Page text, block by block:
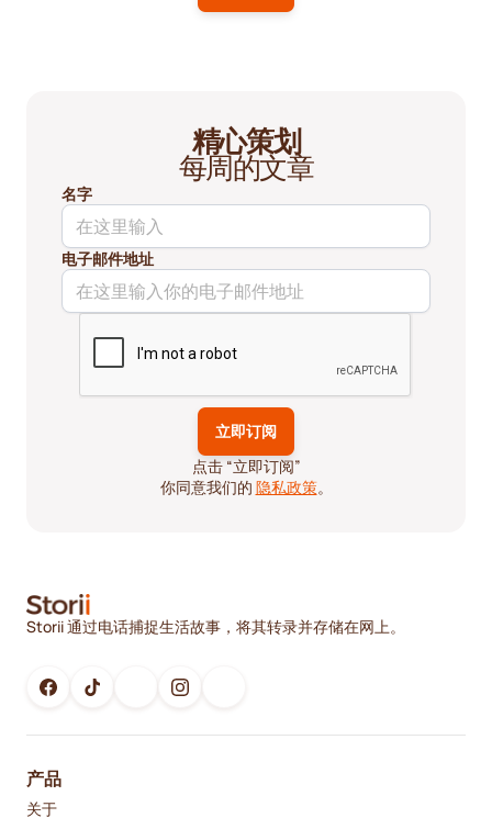
精心策划
每周的文章
名字
电子邮件地址
点击 “立即订阅”
你同意我们的 隐私政策。
Storii 通过电话捕捉生活故事，将其转录并存储在网上。
产品
关于